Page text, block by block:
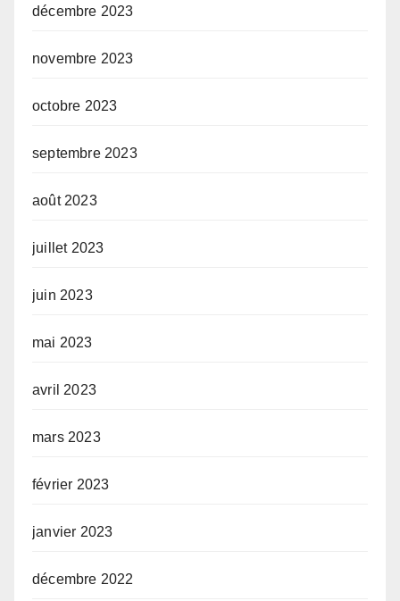
décembre 2023
novembre 2023
octobre 2023
septembre 2023
août 2023
juillet 2023
juin 2023
mai 2023
avril 2023
mars 2023
février 2023
janvier 2023
décembre 2022